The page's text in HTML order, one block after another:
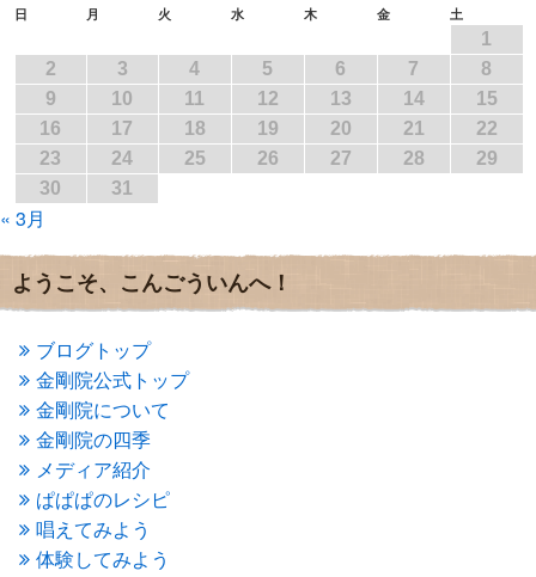
2017年5月
2017年3月(1)
2017年2月(1)
2017年1月(2)
2016年12月(4)
2016年11月(3)
2016年10月(1)
2016年9月
2016年6月
(2)
2016年5月(3)
2016年4月
(4)
2016年3月(4)
2016年2月(5)
2016年1月(3)
2015年12月(6)
2015年11月(4)
2015年10月
(4)
2015年9月
(3)
2015年8月(4)
2015年7月(4)
日 月 火 水 木 金 土
1
2
3 4 5 6 7
8
9
10 11 12 13 14
15
16
17 18 19 20 21
22
23
24 25 26 27 28
29
30
31
« 3月
ようこそ、こんごういんへ！
ブログトップ
金剛院公式トップ
金剛院について
金剛院の四季
メディア紹介
ぱぱぱのレシピ
唱えてみよう
体験してみよう